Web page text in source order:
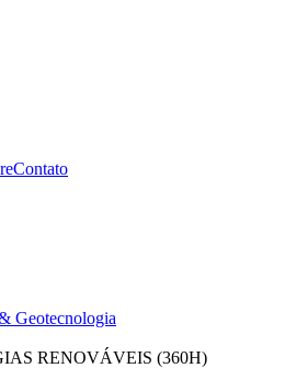
Contato
Geotecnologia
RENOVÁVEIS (360H)